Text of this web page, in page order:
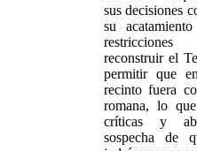
sus decisiones
su
reconstruir el
permitir que
recinto fuera
romana, lo
críticas y
sospecha de